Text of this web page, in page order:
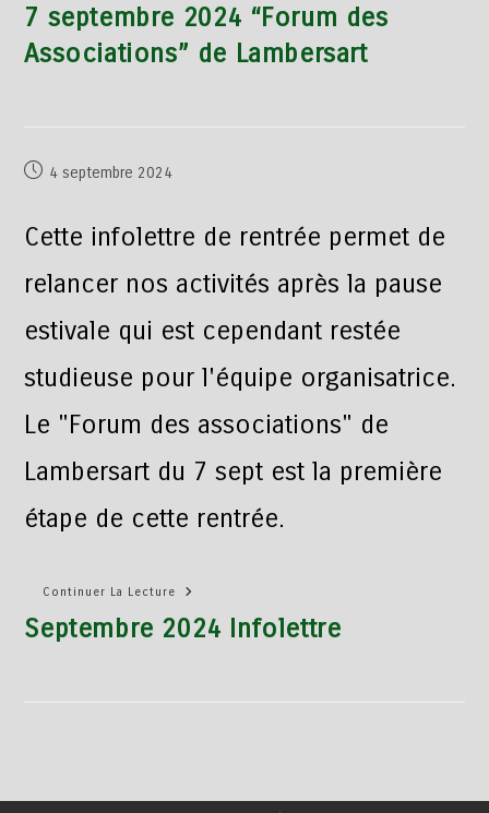
7 septembre 2024 “Forum des
Associations” de Lambersart
4 septembre 2024
Cette infolettre de rentrée permet de
relancer nos activités après la pause
estivale qui est cependant restée
studieuse pour l'équipe organisatrice.
Le "Forum des associations" de
Lambersart du 7 sept est la première
étape de cette rentrée.
Continuer La Lecture
Septembre 2024 Infolettre